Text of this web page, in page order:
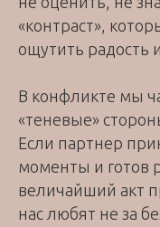
«контраст»,
ощутить радость
В конфликте мы
«теневые»
Если партнер
моменты и готов
величайший акт
нас любят не за